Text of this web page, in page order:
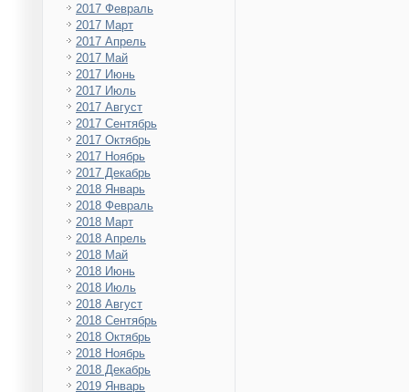
2017 Февраль
2017 Март
2017 Апрель
2017 Май
2017 Июнь
2017 Июль
2017 Август
2017 Сентябрь
2017 Октябрь
2017 Ноябрь
2017 Декабрь
2018 Январь
2018 Февраль
2018 Март
2018 Апрель
2018 Май
2018 Июнь
2018 Июль
2018 Август
2018 Сентябрь
2018 Октябрь
2018 Ноябрь
2018 Декабрь
2019 Январь